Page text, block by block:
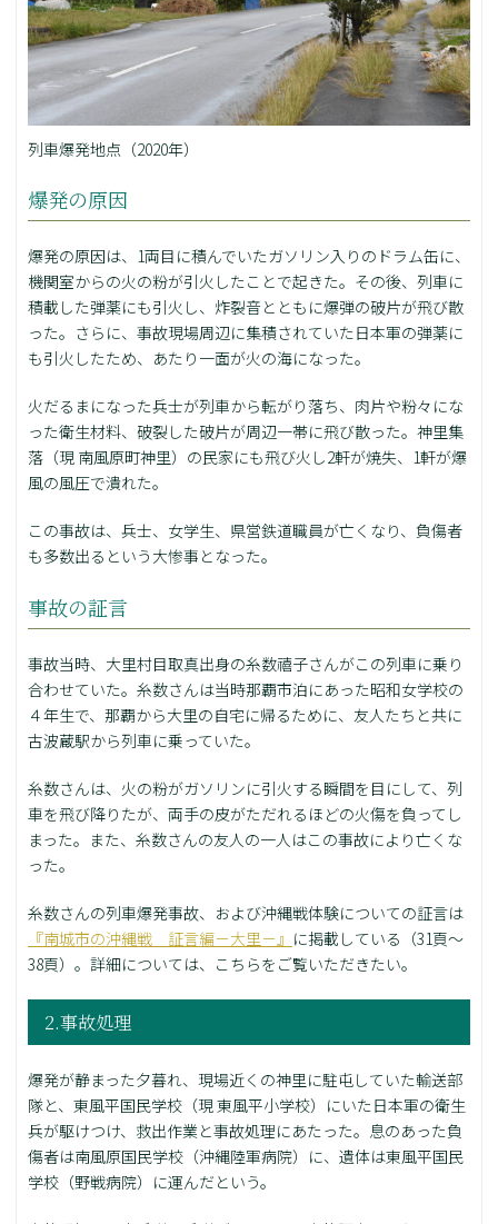
列車爆発地点（2020年）
爆発の原因
爆発の原因は、1両目に積んでいたガソリン入りのドラム缶に、
機関室からの火の粉が引火したことで起きた。その後、列車に
積載した弾薬にも引火し、炸裂音とともに爆弾の破片が飛び散
った。さらに、事故現場周辺に集積されていた日本軍の弾薬に
も引火したため、あたり一面が火の海になった。
火だるまになった兵士が列車から転がり落ち、肉片や粉々にな
った衛生材料、破裂した破片が周辺一帯に飛び散った。神里集
落（現 南風原町神里）の民家にも飛び火し2軒が焼失、1軒が爆
風の風圧で潰れた。
この事故は、兵士、女学生、県営鉄道職員が亡くなり、負傷者
も多数出るという大惨事となった。
事故の証言
事故当時、大里村目取真出身の糸数禧子さんがこの列車に乗り
合わせていた。糸数さんは当時那覇市泊にあった昭和女学校の
４年生で、那覇から大里の自宅に帰るために、友人たちと共に
古波蔵駅から列車に乗っていた。
糸数さんは、火の粉がガソリンに引火する瞬間を目にして、列
車を飛び降りたが、両手の皮がただれるほどの火傷を負ってし
まった。また、糸数さんの友人の一人はこの事故により亡くな
った。
糸数さんの列車爆発事故、および沖縄戦体験についての証言は
『南城市の沖縄戦 証言編－大里－』 に掲載している（31頁～
38頁）。詳細については、こちらをご覧いただきたい。
2.事故処理
爆発が静まった夕暮れ、現場近くの神里に駐屯していた輸送部
隊と、東風平国民学校（現 東風平小学校）にいた日本軍の衛生
兵が駆けつけ、救出作業と事故処理にあたった。息のあった負
傷者は南風原国民学校（沖縄陸軍病院）に、遺体は東風平国民
学校（野戦病院）に運んだという。